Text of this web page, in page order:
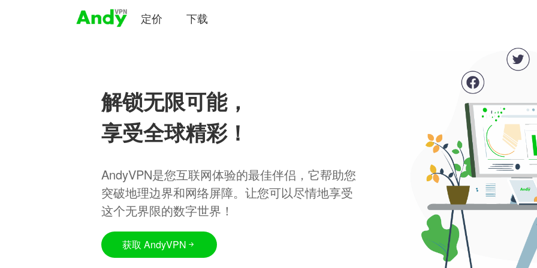
定价 下载
解锁无限可能，
享受全球精彩！
AndyVPN是您互联网体验的最佳伴侣，它帮助您
突破地理边界和网络屏障。让您可以尽情地享受
这个无界限的数字世界！
获取 AndyVPN